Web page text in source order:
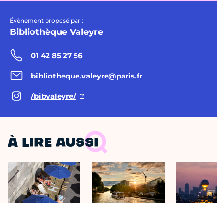
Évènement proposé par :
Bibliothèque Valeyre
01 42 85 27 56
bibliotheque.valeyre@paris.fr
/bibvaleyre/
À LIRE AUSSI